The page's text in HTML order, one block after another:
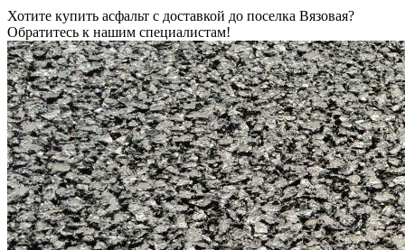
Хотите купить асфальт с доставкой до поселка Вязовая?
Обратитесь к нашим специалистам!